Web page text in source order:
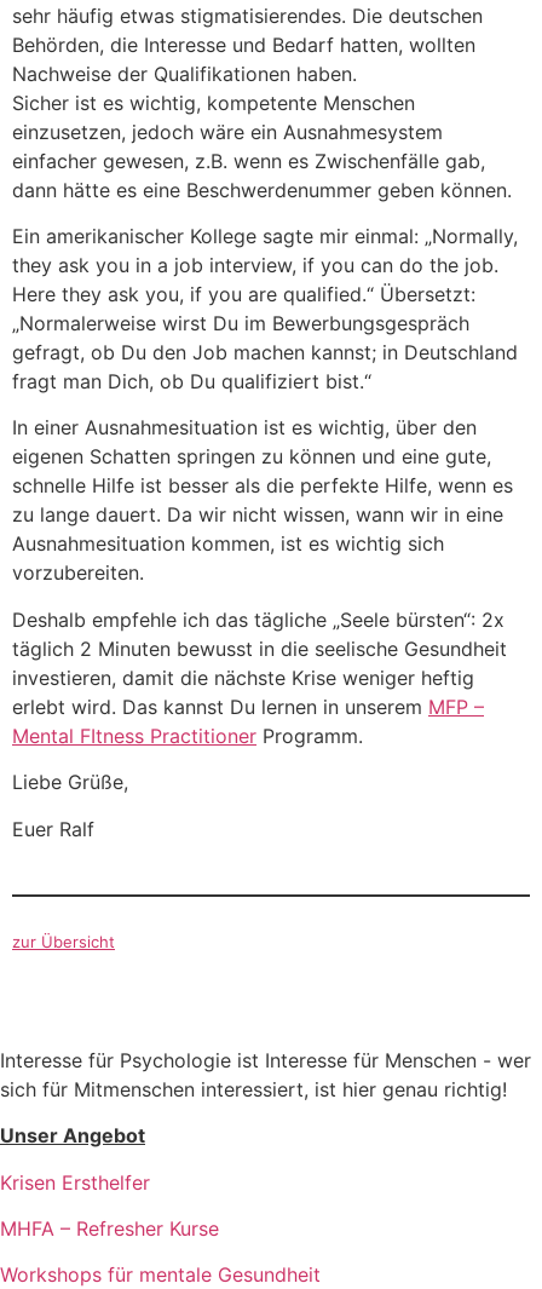
sehr häufig etwas stigmatisierendes. Die deutschen
Behörden, die Interesse und Bedarf hatten, wollten
Nachweise der Qualifikationen haben.
Sicher ist es wichtig, kompetente Menschen
einzusetzen, jedoch wäre ein Ausnahmesystem
einfacher gewesen, z.B. wenn es Zwischenfälle gab,
dann hätte es eine Beschwerdenummer geben können.
Ein amerikanischer Kollege sagte mir einmal: „Normally,
they ask you in a job interview, if you can do the job.
Here they ask you, if you are qualified.“ Übersetzt:
„Normalerweise wirst Du im Bewerbungsgespräch
gefragt, ob Du den Job machen kannst; in Deutschland
fragt man Dich, ob Du qualifiziert bist.“
In einer Ausnahmesituation ist es wichtig, über den
eigenen Schatten springen zu können und eine gute,
schnelle Hilfe ist besser als die perfekte Hilfe, wenn es
zu lange dauert. Da wir nicht wissen, wann wir in eine
Ausnahmesituation kommen, ist es wichtig sich
vorzubereiten.
Deshalb empfehle ich das tägliche „Seele bürsten“: 2x
täglich 2 Minuten bewusst in die seelische Gesundheit
investieren, damit die nächste Krise weniger heftig
erlebt wird. Das kannst Du lernen in unserem MFP –
Mental FItness Practitioner Programm.
Liebe Grüße,
Euer Ralf
zur Übersicht
Interesse für Psychologie ist Interesse für Menschen - wer
sich für Mitmenschen interessiert, ist hier genau richtig!
Unser Angebot
Krisen Ersthelfer
MHFA – Refresher Kurse
Workshops für mentale Gesundheit